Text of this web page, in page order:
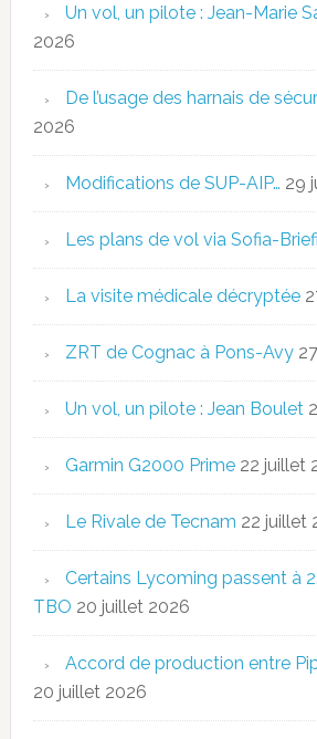
Un vol, un pilote : Jean-Marie
2026
De l’usage des harnais de
2026
Modifications de SUP-AIP… 29
Les plans de vol via Sofia-
La visite médicale décryptée
ZRT de Cognac à Pons-Avy
Un vol, un pilote : Jean Boulet
Garmin G2000 Prime 22 juillet
Le Rivale de Tecnam 22 juillet
Certains Lycoming passent à
TBO 20 juillet 2026
Accord de production entre
20 juillet 2026